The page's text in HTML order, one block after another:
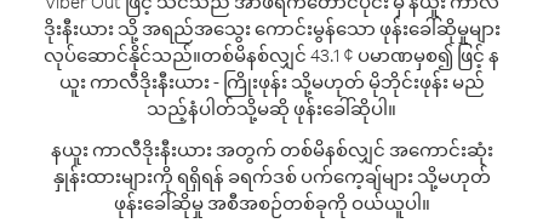
ဒိုးနီးယား သို့ အရည်အသွေး ကောင်းမွန်သော ဖုန်းခေါ်ဆိုမှုများ
လုပ်ဆောင်နိုင်သည်။တစ်မိနစ်လျှင် 43.1 ¢ ပမာဏမှစ၍ ဖြင့် န
ယူး ကာလီဒိုးနီးယား - ကြိုးဖုန်း သို့မဟုတ် မိုဘိုင်းဖုန်း မည်
သည့်နံပါတ်သို့မဆို ဖုန်းခေါ်ဆိုပါ။
နယူး ကာလီဒိုးနီးယား အတွက် တစ်မိနစ်လျှင် အကောင်းဆုံး
နှုန်းထားများကို ရရှိရန် ခရက်ဒစ် ပက်ကေ့ချ်များ သို့မဟုတ်
ဖုန်းခေါ်ဆိုမှု အစီအစဉ်တစ်ခုကို ဝယ်ယူပါ။